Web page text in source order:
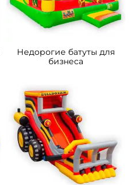
Недорогие батуты для
бизнеса